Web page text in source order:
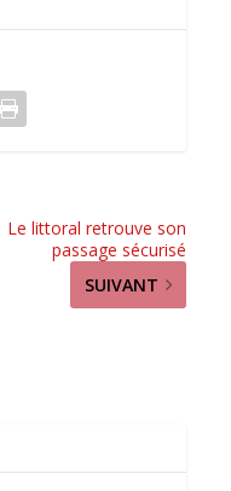
Le littoral retrouve son
passage sécurisé
SUIVANT